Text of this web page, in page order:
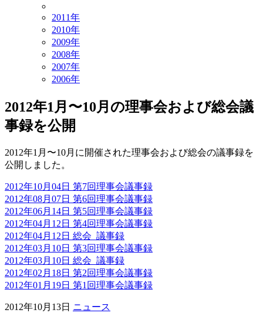
2011年
2010年
2009年
2008年
2007年
2006年
2012年1月〜10月の理事会および総会議
事録を公開
2012年1月〜10月に開催された理事会および総会の議事録を
公開しました。
2012年10月04日 第7回理事会議事録
2012年08月07日 第6回理事会議事録
2012年06月14日 第5回理事会議事録
2012年04月12日 第4回理事会議事録
2012年04月12日 総会_議事録
2012年03月10日 第3回理事会議事録
2012年03月10日 総会_議事録
2012年02月18日 第2回理事会議事録
2012年01月19日 第1回理事会議事録
2012年10月13日 ニュース